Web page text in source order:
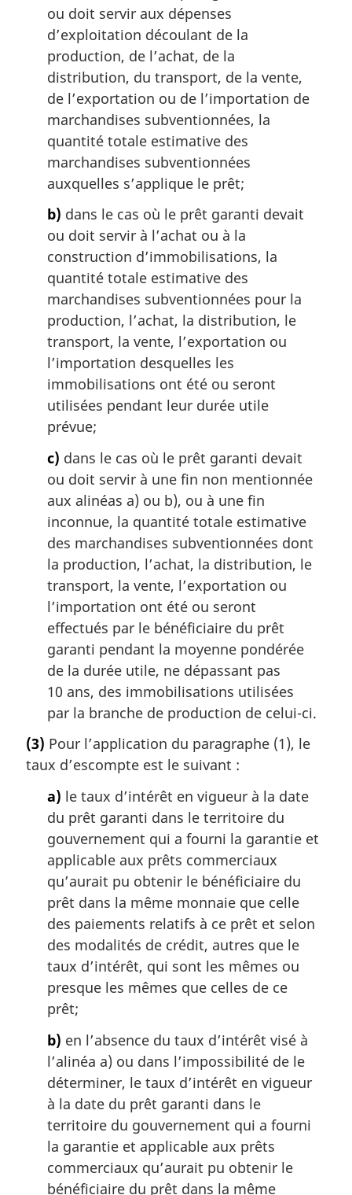
ou doit servir aux dépenses
d’exploitation découlant de la
production, de l’achat, de la
distribution, du transport, de la vente,
de l’exportation ou de l’importation de
marchandises subventionnées, la
quantité totale estimative des
marchandises subventionnées
auxquelles s’applique le prêt;
b) dans le cas où le prêt garanti devait
ou doit servir à l’achat ou à la
construction d’immobilisations, la
quantité totale estimative des
marchandises subventionnées pour la
production, l’achat, la distribution, le
transport, la vente, l’exportation ou
l’importation desquelles les
immobilisations ont été ou seront
utilisées pendant leur durée utile
prévue;
c) dans le cas où le prêt garanti devait
ou doit servir à une fin non mentionnée
aux alinéas a) ou b), ou à une fin
inconnue, la quantité totale estimative
des marchandises subventionnées dont
la production, l’achat, la distribution, le
transport, la vente, l’exportation ou
l’importation ont été ou seront
effectués par le bénéficiaire du prêt
garanti pendant la moyenne pondérée
de la durée utile, ne dépassant pas
10 ans, des immobilisations utilisées
par la branche de production de celui-ci.
(3) Pour l’application du paragraphe (1), le
taux d’escompte est le suivant :
a) le taux d’intérêt en vigueur à la date
du prêt garanti dans le territoire du
gouvernement qui a fourni la garantie et
applicable aux prêts commerciaux
qu’aurait pu obtenir le bénéficiaire du
prêt dans la même monnaie que celle
des paiements relatifs à ce prêt et selon
des modalités de crédit, autres que le
taux d’intérêt, qui sont les mêmes ou
presque les mêmes que celles de ce
prêt;
b) en l’absence du taux d’intérêt visé à
l’alinéa a) ou dans l’impossibilité de le
déterminer, le taux d’intérêt en vigueur
à la date du prêt garanti dans le
territoire du gouvernement qui a fourni
la garantie et applicable aux prêts
commerciaux qu’aurait pu obtenir le
bénéficiaire du prêt dans la même